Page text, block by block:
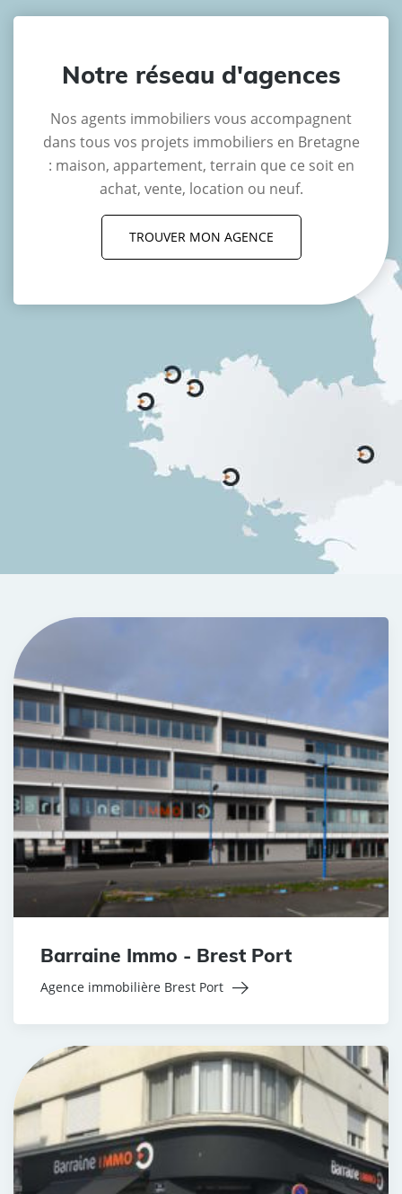
Notre réseau d'agences
Nos agents immobiliers vous accompagnent
dans tous vos projets immobiliers en Bretagne
: maison, appartement, terrain que ce soit en
achat, vente, location ou neuf.
TROUVER MON AGENCE
Barraine Immo - Brest Port
Agence immobilière Brest Port